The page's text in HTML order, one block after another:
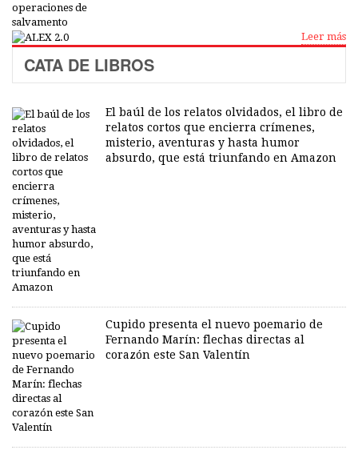
Leer más
CATA DE LIBROS
El baúl de los relatos olvidados, el libro de
relatos cortos que encierra crímenes,
misterio, aventuras y hasta humor
absurdo, que está triunfando en Amazon
Cupido presenta el nuevo poemario de
Fernando Marín: flechas directas al
corazón este San Valentín